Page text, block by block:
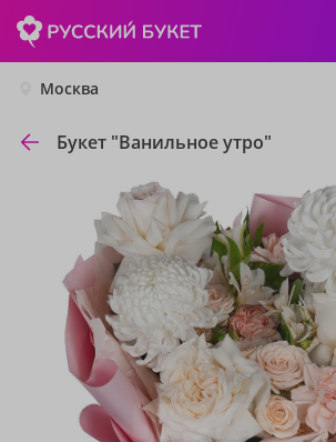
Москва
Букет "Ванильное утро"